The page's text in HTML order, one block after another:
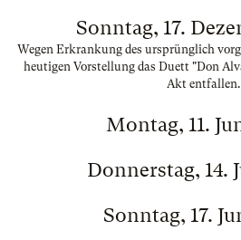
Sonntag, 17.
Wegen Erkrankung des ursprünglich
heutigen Vorstellung das Duett "Don
Akt entfallen.
Montag, 11.
Donnerstag, 14.
Sonntag, 17.